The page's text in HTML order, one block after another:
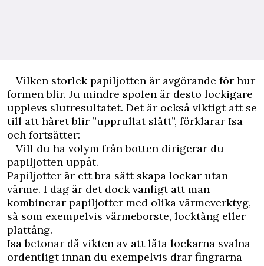
– Vilken storlek papiljotten är avgörande för hur
formen blir. Ju mindre spolen är desto lockigare
upplevs slutresultatet. Det är också viktigt att se
till att håret blir ”upprullat slätt”, förklarar Isa
och fortsätter:
– Vill du ha volym från botten dirigerar du
papiljotten uppåt.
Papiljotter är ett bra sätt skapa lockar utan
värme. I dag är det dock vanligt att man
kombinerar papiljotter med olika värmeverktyg,
så som exempelvis värmeborste, locktång eller
plattång.
Isa betonar då vikten av att låta lockarna svalna
ordentligt innan du exempelvis drar fingrarna